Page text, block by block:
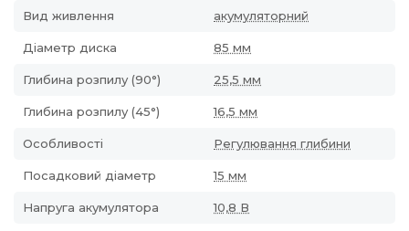
Вид живлення акумуляторний
Діаметр диска 85 мм
Глибина розпилу (90°) 25,5 мм
Глибина розпилу (45°) 16,5 мм
Особливості Регулювання глибини
Посадковий діаметр 15 мм
Напруга акумулятора 10,8 В